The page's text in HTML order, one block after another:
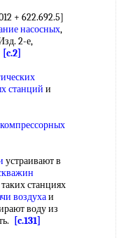
+ 622.692.5]
насосных,
2-е,
[c.2]
станций и
устраивают в
станциях
воздухаи
воду из
[c.131]